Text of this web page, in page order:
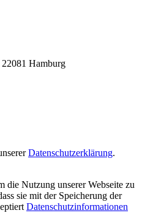
Hamburg
Datenschutzerklärung.
die Nutzung unserer Webseite zu
sie mit der Speicherung der
Datenschutzinformationen